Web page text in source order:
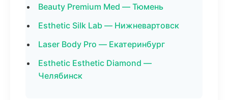
Beauty Premium Med — Тюмень
Esthetic Silk Lab — Нижневартовск
Laser Body Pro — Екатеринбург
Esthetic Esthetic Diamond —
Челябинск